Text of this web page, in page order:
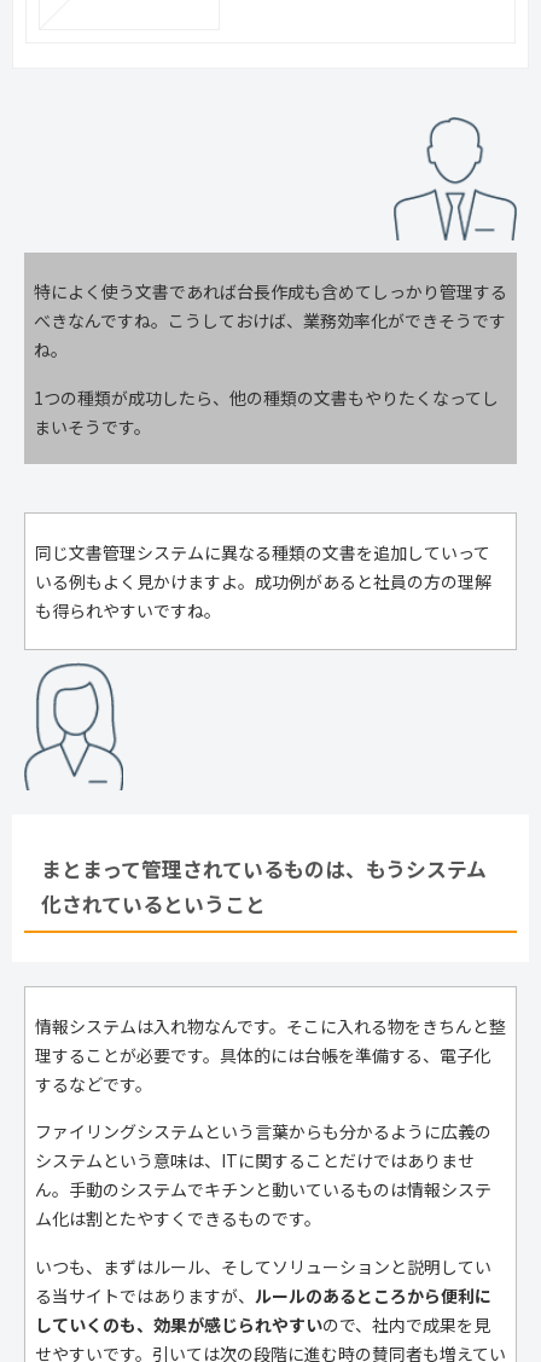
特によく使う文書であれば台長作成も含めてしっかり管理する
べきなんですね。こうしておけば、業務効率化ができそうです
ね。
1つの種類が成功したら、他の種類の文書もやりたくなってし
まいそうです。
同じ文書管理システムに異なる種類の文書を追加していって
いる例もよく見かけますよ。成功例があると社員の方の理解
も得られやすいですね。
まとまって管理されているものは、もうシステム
化されているということ
情報システムは入れ物なんです。そこに入れる物をきちんと整
理することが必要です。具体的には台帳を準備する、電子化
するなどです。
ファイリングシステムという言葉からも分かるように広義の
システムという意味は、ITに関することだけではありませ
ん。手動のシステムでキチンと動いているものは情報システ
ム化は割とたやすくできるものです。
いつも、まずはルール、そしてソリューションと説明してい
る当サイトではありますが、 ルールのあるところから便利に
していくのも、効果が感じられやすいので、社内で成果を見
せやすいです。引いては次の段階に進む時の賛同者も増えてい